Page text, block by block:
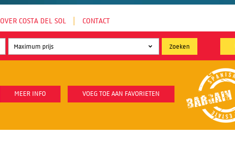
OVER COSTA DEL SOL CONTACT
MEER INFO VOEG TOE AAN FAVORIETEN